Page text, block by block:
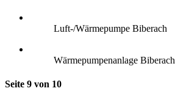
Luft-/Wärmepumpe Biberach
Wärmepumpenanlage Biberach
Seite 9 von 10